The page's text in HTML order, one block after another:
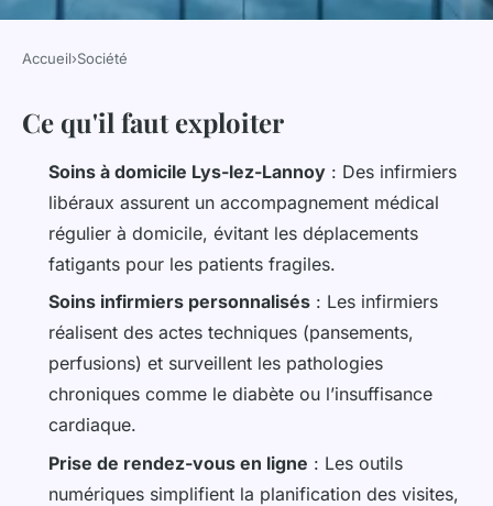
Liste des meilleurs services de
soins infirmiers à Lys-lez-
Lannoy
•23/04/2026 13:31 • 11 min de lecture
Accueil›Société
Ce qu'il faut exploiter
Soins à domicile Lys-lez-Lannoy : Des infirmiers
libéraux assurent un accompagnement médical
régulier à domicile, évitant les déplacements
fatigants pour les patients fragiles.
Soins infirmiers personnalisés : Les infirmiers
réalisent des actes techniques (pansements,
perfusions) et surveillent les pathologies
chroniques comme le diabète ou l’insuffisance
cardiaque.
Prise de rendez-vous en ligne : Les outils
numériques simplifient la planification des visites,